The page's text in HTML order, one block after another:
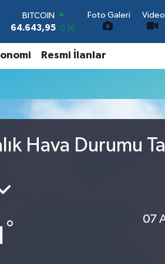
BITCOIN
64.643,95 0.16
47,6704 0
64,2143
BİST100
13.799 70
Foto Galeri Video
Resmi İlanlar
Hava Durumu
°
07